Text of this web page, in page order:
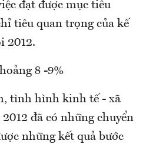
đạt được mục tiêu
tiêu quan trọng của kế
2012.
8 -9%
tình hình kinh tế - xã
đã có những chuyển
những kết quả bước